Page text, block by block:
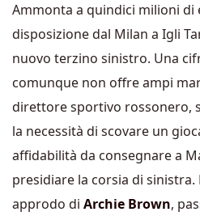
Ammonta a quindici milioni di
disposizione dal Milan a Igli
nuovo terzino sinistro. Una
comunque non offre ampi
direttore sportivo rossonero,
la necessità di scovare un
affidabilità da consegnare a
presidiare la corsia di
approdo di Archie Brown,